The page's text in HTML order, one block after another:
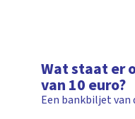
Wat staat er
van 10 euro?
Een bankbiljet van